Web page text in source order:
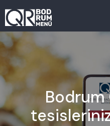
Bodrum